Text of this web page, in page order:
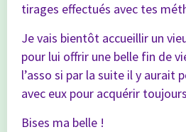
tirages effectués avec tes
Je vais bientôt accueillir un
pour lui offrir une belle fin de
l’asso si par la suite il y aurait
avec eux pour acquérir
Bises ma belle !